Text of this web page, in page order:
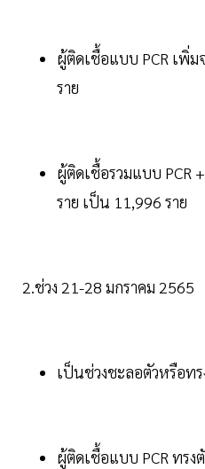
ผู้ติดเชื้อแบบ PCR เพิ่
ราย
ผู้ติดเชื้อรวมแบบ PCR
ราย เป็น 11,996 ราย
2.ช่วง 21-28 มกราคม 2565
เป็นช่วงชะลอตัวหรือทร
ผู้ติดเชื้อแบบ PCR ทรง